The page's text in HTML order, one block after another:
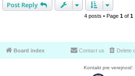
Post Reply
4 posts • Page 1of 1
Board index Delete
Contact us
Kontakt pre verejnosť: